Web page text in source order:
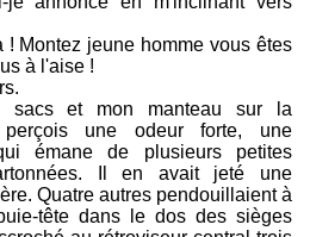
Montez jeune homme vous êtes
à l'aise !
sacs et mon manteau sur la
une odeur forte, une
émane de plusieurs petites
Il en avait jeté une
Quatre autres pendouillaient à
tête dans le dos des sièges